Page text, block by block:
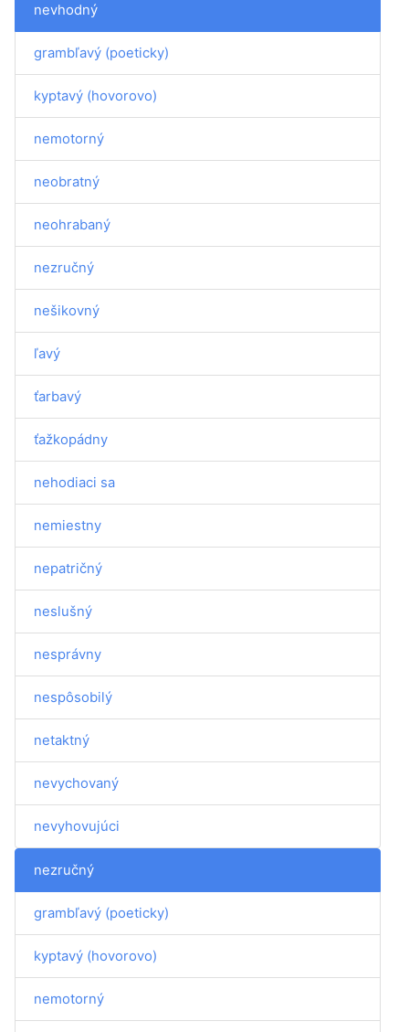
nevhodný
grambľavý (poeticky)
kyptavý (hovorovo)
nemotorný
neobratný
neohrabaný
nezručný
nešikovný
ľavý
ťarbavý
ťažkopádny
nehodiaci sa
nemiestny
nepatričný
neslušný
nesprávny
nespôsobilý
netaktný
nevychovaný
nevyhovujúci
nezručný
grambľavý (poeticky)
kyptavý (hovorovo)
nemotorný